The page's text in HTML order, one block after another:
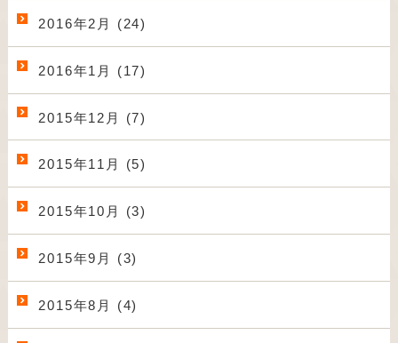
2016年2月 (24)
2016年1月 (17)
2015年12月 (7)
2015年11月 (5)
2015年10月 (3)
2015年9月 (3)
2015年8月 (4)